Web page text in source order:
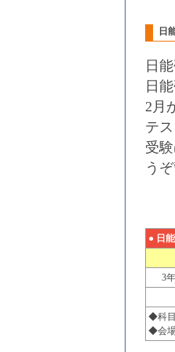
日
日
日
2月
テ
受
う
● 日
3
◆科
◆会